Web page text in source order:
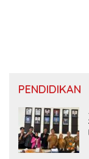
PENDIDIKAN